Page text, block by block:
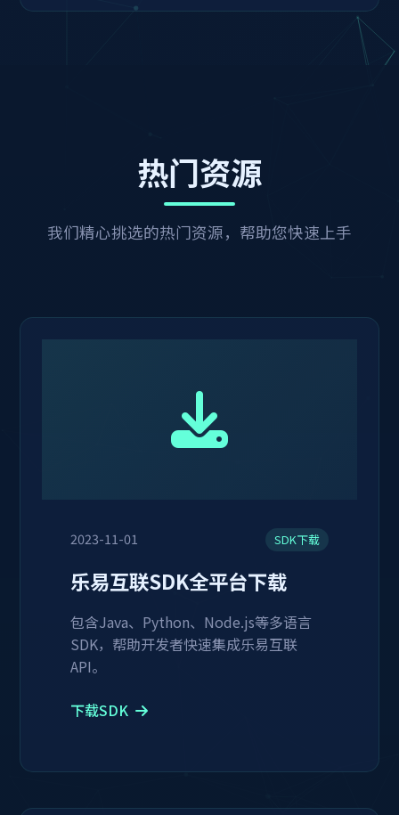
热门资源
我们精心挑选的热门资源，帮助您快速上手
2023-11-01 SDK下载
乐易互联SDK全平台下载
包含Java、Python、Node.js等多语言
SDK，帮助开发者快速集成乐易互联
API。
下载SDK